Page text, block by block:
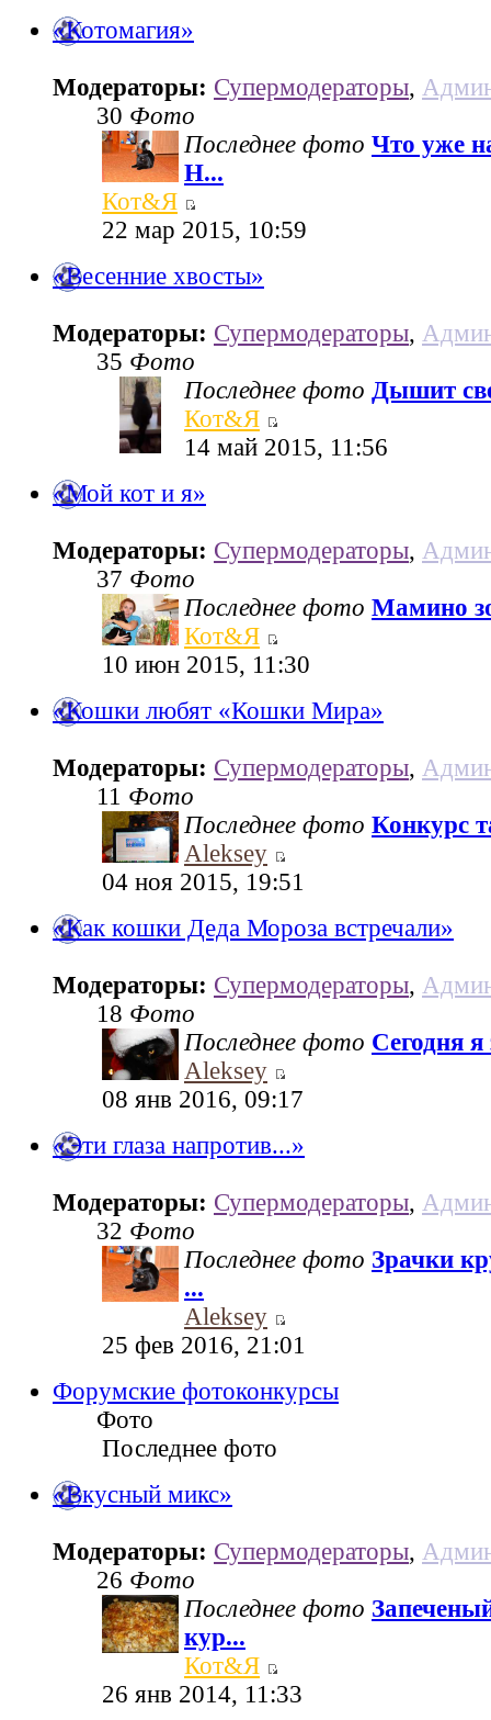
«Котомагия»
Модераторы: Супермодераторы,
30 Фото
Последнее фото Что уже
Н...
Кот&Я
22 мар 2015, 10:59
«Весенние хвосты»
Модераторы: Супермодераторы,
35 Фото
Последнее фото Дышит
Кот&Я
14 май 2015, 11:56
«Мой кот и я»
Модераторы: Супермодераторы,
37 Фото
Последнее фото Мамино
Кот&Я
10 июн 2015, 11:30
«Кошки любят «Кошки Мира»
Модераторы: Супермодераторы,
11 Фото
Последнее фото Конкурс
Aleksey
04 ноя 2015, 19:51
«Как кошки Деда Мороза встречали»
Модераторы: Супермодераторы,
18 Фото
Последнее фото Сегодня
Aleksey
08 янв 2016, 09:17
«Эти глаза напротив...»
Модераторы: Супермодераторы,
32 Фото
Последнее фото Зрачки
...
Aleksey
25 фев 2016, 21:01
Форумские фотоконкурсы
Фото
Последнее фото
«Вкусный микс»
Модераторы: Супермодераторы,
26 Фото
Последнее фото
кур...
Кот&Я
26 янв 2014, 11:33